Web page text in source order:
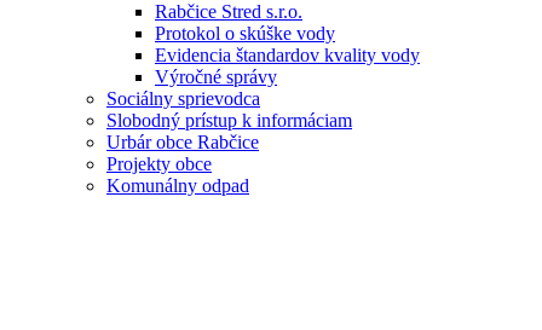
Rabčice Stred s.r.o.
Protokol o skúške vody
Evidencia štandardov kvality vody
Výročné správy
Sociálny sprievodca
Slobodný prístup k informáciam
Urbár obce Rabčice
Projekty obce
Komunálny odpad